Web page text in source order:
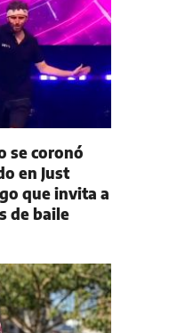
se coronó
en Just
que invita a
de baile